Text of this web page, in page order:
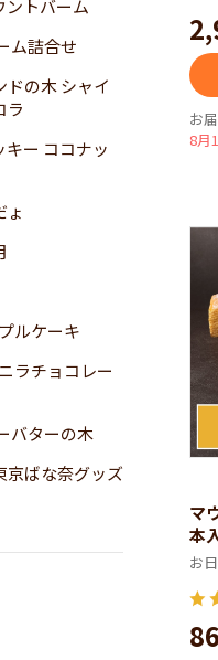
ントバーム
ム詰合せ
ドの木 シャイ
ラ
ー ココナッ
ょ
ルケーキ
ラチョコレー
バターの木
京ばな奈グッズ
お
8月
マ
本
お